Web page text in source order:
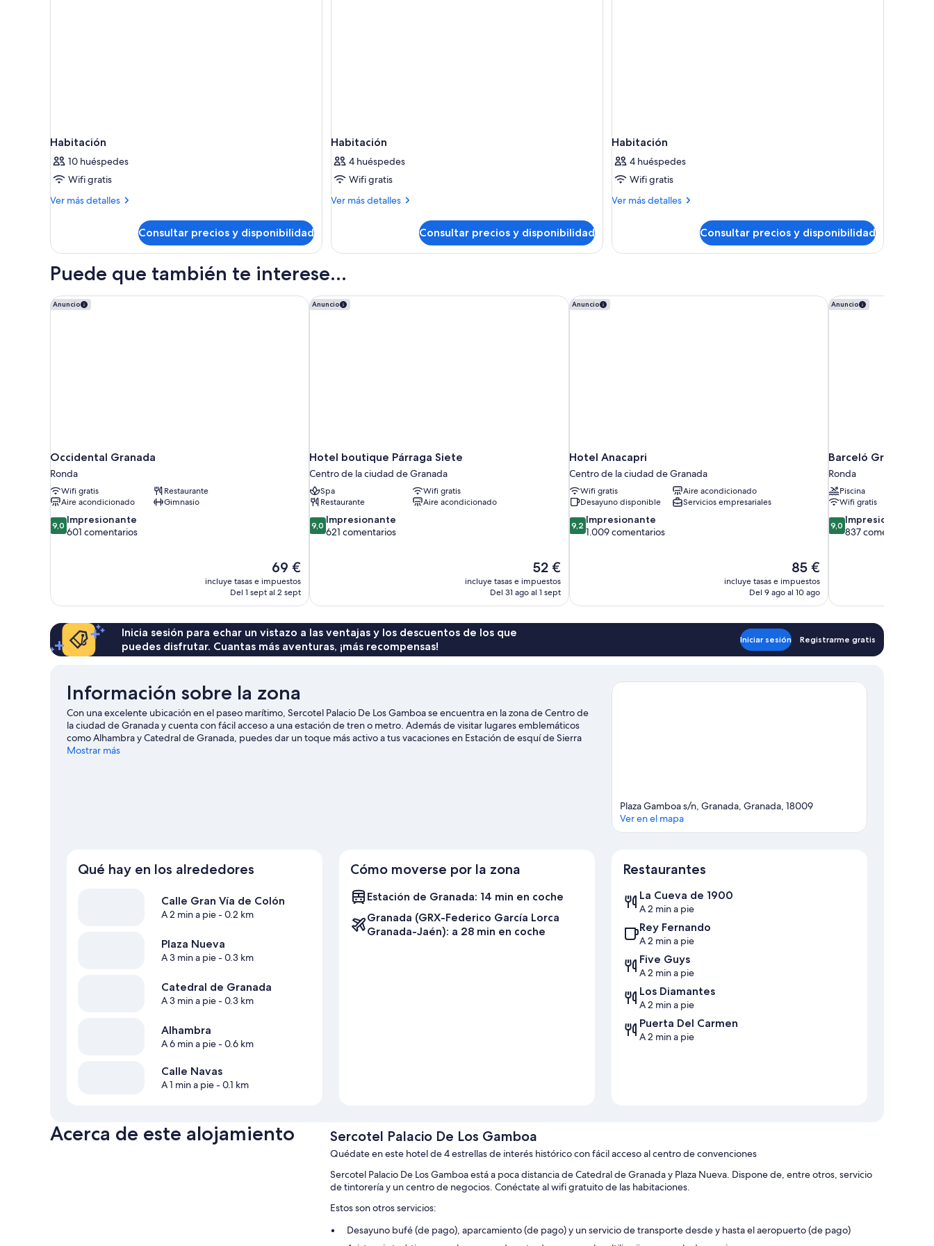
Habitación
10 huéspedes
Wifi gratis
Ver más detalles
Más
Consultar precios y disponibilidad
Habitación
4 huéspedes
Wifi gratis
Ver más detalles
Más
Consultar precios y disponibilidad
Habitación
4 huéspedes
Wifi gratis
Ver más detalles
Más
Consultar precios y disponibilidad
Puede que también te interese...
Anuncio
Occidental Granada
Ronda
Wifi gratis
Restaurante
Aire acondicionado
Gimnasio
9.0
sobre
9,0 Impresionante
601 comentarios
El
precio
actual
69 €
69 €
incluye tasas e impuestos
Del 1 sept al 2 sept
Occidental Granada Anuncio
Hotel boutique Párraga Siete
Centro de la ciudad de Granada
Spa
Wifi gratis
Restaurante
Aire acondicionado
9.0
sobre
9,0 Impresionante
621 comentarios
El
precio
actual
52 €
52 €
incluye tasas e impuestos
Del 31 ago al 1 sept
Hotel boutique Párraga Siete Anuncio
Hotel Anacapri
Centro de la ciudad de Granada
Wifi gratis
Aire acondicionado
Desayuno disponible
Servicios empresariales
9.2
sobre
9,2 Impresionante
1.009 comentarios
El
precio
actual
85 €
85 €
incluye tasas e impuestos
Del 9 ago al 10 ago
Hotel Anacapri Anuncio
Barceló Granada
Ronda
Piscina
Wifi gratis
9.0
sobre
9,0 Impresionante
837 comentarios
Barceló Granada
Inicia sesión para echar un vistazo a las ventajas y los descuentos de los que
puedes disfrutar. Cuantas más aventuras, ¡más recompensas!
Iniciar sesión Registrarme gratis
Información sobre la zona
Con una excelente ubicación en el paseo marítimo, Sercotel Palacio De Los Gamboa se encuentra en la zona de Centro de
la ciudad de Granada y cuenta con fácil acceso a una estación de tren o metro. Además de visitar lugares emblemáticos
como Alhambra y Catedral de Granada, puedes dar un toque más activo a tus vacaciones en Estación de esquí de Sierra
Nevada. ¿Te apetece disfrutar de un evento especial? Puedes consultar el calendario de Estadio Nuevo Los Cármenes o
Mostrar más
Plaza Gamboa s/n, Granada, Granada, 18009
Ver en el mapa
Qué hay en los alrededores
Calle Gran Vía de Colón
A 2 min a pie- 0.2 km
Plaza Nueva
A 3 min a pie- 0.3 km
Catedral de Granada
A 3 min a pie- 0.3 km
Alhambra
A 6 min a pie- 0.6 km
Calle Navas
A 1 min a pie- 0.1 km
Cómo moverse por la zona
Estación de Granada: 14 min en coche
Granada (GRX-Federico García Lorca
Granada-Jaén): a 28 min en coche
Restaurantes
La Cueva de 1900
A 2 min a pie
Rey Fernando
A 2 min a pie
Five Guys
A 2 min a pie
Los Diamantes
A 2 min a pie
Puerta Del Carmen
A 2 min a pie
Acerca de este alojamiento Sercotel Palacio De Los Gamboa
Quédate en este hotel de 4 estrellas de interés histórico con fácil acceso al centro de convenciones
Sercotel Palacio De Los Gamboa está a poca distancia de Catedral de Granada y Plaza Nueva. Dispone de, entre otros, servicio
de tintorería y un centro de negocios. Conéctate al wifi gratuito de las habitaciones.
Estos son otros servicios:
Desayuno bufé (de pago), aparcamiento (de pago) y un servicio de transporte desde y hasta el aeropuerto (de pago)